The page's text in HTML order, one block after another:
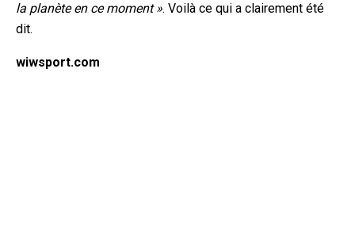
la planèteen ce moment ». Voilà ce qui a clairement été
dit.
wiwsport.com